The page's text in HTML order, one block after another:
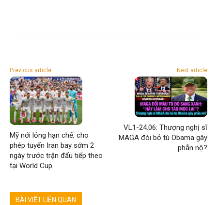
Previous article
Mỹ nới lỏng hạn chế, cho
phép tuyển Iran bay sớm 2
ngày trước trận đấu tiếp theo
tại World Cup
Next article
VL1-24.06: Thượng nghị sĩ
MAGA đòi bỏ tù Obama gây
phẫn nộ?
BÀI VIẾT LIÊN QUAN